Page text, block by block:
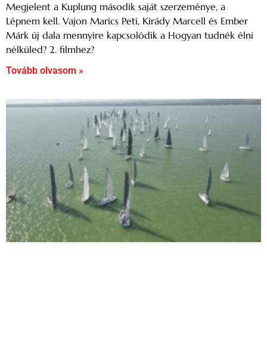
Megjelent a Kuplung második saját szerzeménye, a
Lépnem kell. Vajon Marics Peti, Kirády Marcell és Ember
Márk új dala mennyire kapcsolódik a Hogyan tudnék élni
nélküled? 2. filmhez?
Tovább olvasom »